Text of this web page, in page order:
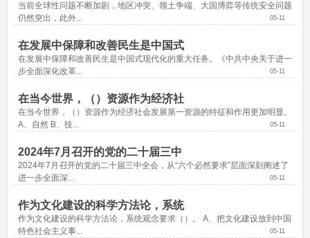
当前全球性问题不断加剧，地区冲突、领土争端、大国博弈等传统安全问题
仍然突出，此外...
05-11
在发展中保障和改善民生是中国式
在发展中保障和改善民生是中国式现代化的重大任务。《中共中央关于进一
步全面深化改革...
05-11
在当今世界，（）资源作为经济社
在当今世界，（）资源作为经济社会发展第一资源的特征和作用更加明显。
A、自然 B、技...
05-11
2024年7月召开的党的二十届三中
2024年7月召开的党的二十届三中全会，从“六个必然要求”层面深刻阐述了
进一步全面深...
05-11
作为文化建设的科学方法论，系统
作为文化建设的科学方法论，系统观念要求（）。 A、把文化建设放到中国
特色社会主义事...
05-11